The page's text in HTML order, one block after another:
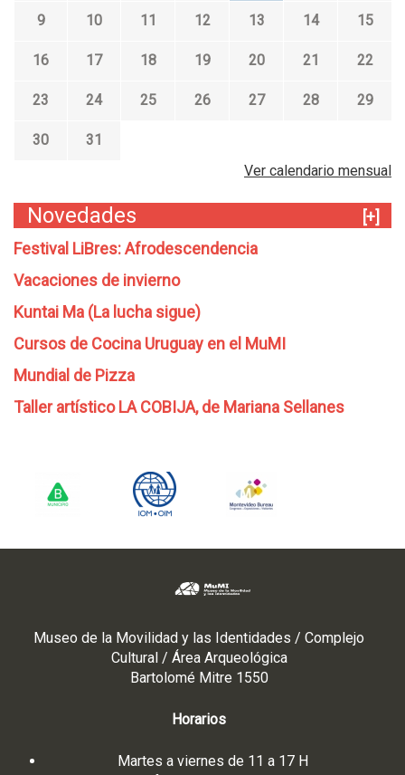
9 10 11 12 13 14 15
16 17 18 19 20 21 22
23 24 25 26 27 28 29
30
31
Ver calendario mensual
Novedades
[+]
Festival LiBres: Afrodescendencia
Vacaciones de invierno
Kuntai Ma (La lucha sigue)
Cursos de Cocina Uruguay en el MuMI
Mundial de Pizza
Taller artístico LA COBIJA, de Mariana Sellanes
Museo de la Movilidad y las Identidades / Complejo
Cultural / Área Arqueológica
Bartolomé Mitre 1550
Horarios
Martes a viernes de 11 a 17 H